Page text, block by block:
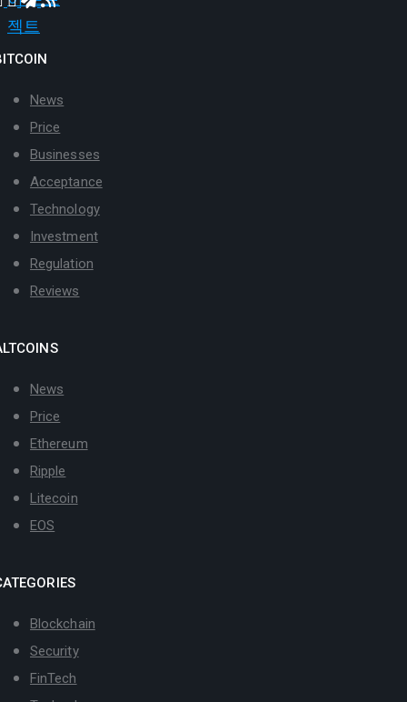
News
Price
Businesses
Acceptance
Technology
Investment
Regulation
Reviews
News
Price
Ethereum
Ripple
Litecoin
EOS
Blockchain
Security
FinTech